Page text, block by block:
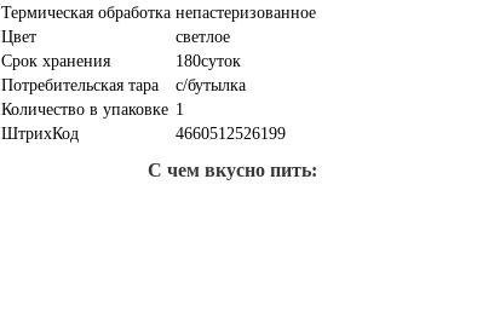
Термическая обработка непастеризованное
Цвет
светлое
Срок хранения
180суток
Потребительская тара
с/бутылка
Количество в упаковке 1
ШтрихКод
4660512526199
С чем вкусно пить: